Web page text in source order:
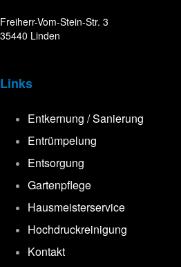
Freiherr-Vom-Stein-Str. 3
35440 Linden
Links
Entkernung / Sanierung
Entrümpelung
Entsorgung
Gartenpflege
Hausmeisterservice
Hochdruckreinigung
Kontakt